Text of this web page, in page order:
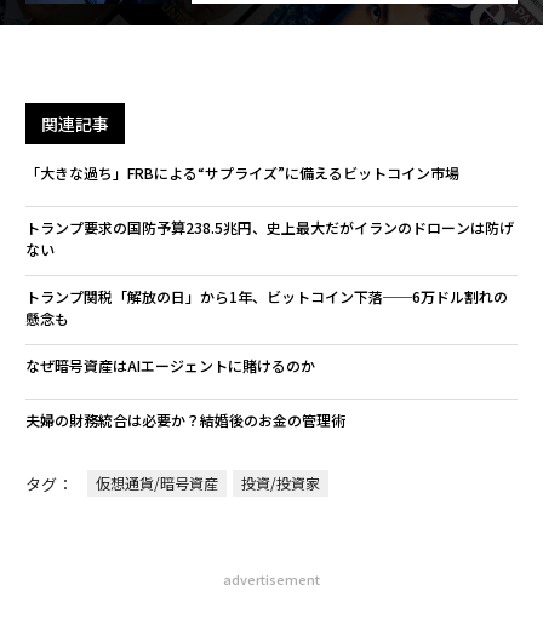
関連記事
「大きな過ち」FRBによる“サプライズ”に備えるビットコイン市場
トランプ要求の国防予算238.5兆円、史上最大だがイランのドローンは防げ
ない
トランプ関税「解放の日」から1年、ビットコイン下落──6万ドル割れの
懸念も
なぜ暗号資産はAIエージェントに賭けるのか
夫婦の財務統合は必要か？結婚後のお金の管理術
タグ： 仮想通貨/暗号資産 投資/投資家
advertisement